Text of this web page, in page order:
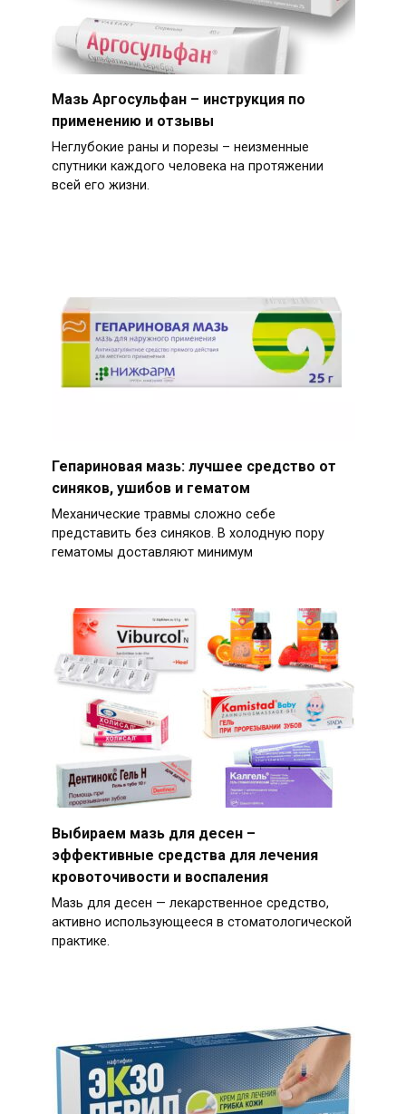
Мазь Аргосульфан – инструкция по
применению и отзывы
Неглубокие раны и порезы – неизменные
спутники каждого человека на протяжении
всей его жизни.
Гепариновая мазь: лучшее средство от
синяков, ушибов и гематом
Механические травмы сложно себе
представить без синяков. В холодную пору
гематомы доставляют минимум
Выбираем мазь для десен –
эффективные средства для лечения
кровоточивости и воспаления
Мазь для десен — лекарственное средство,
активно использующееся в стоматологической
практике.